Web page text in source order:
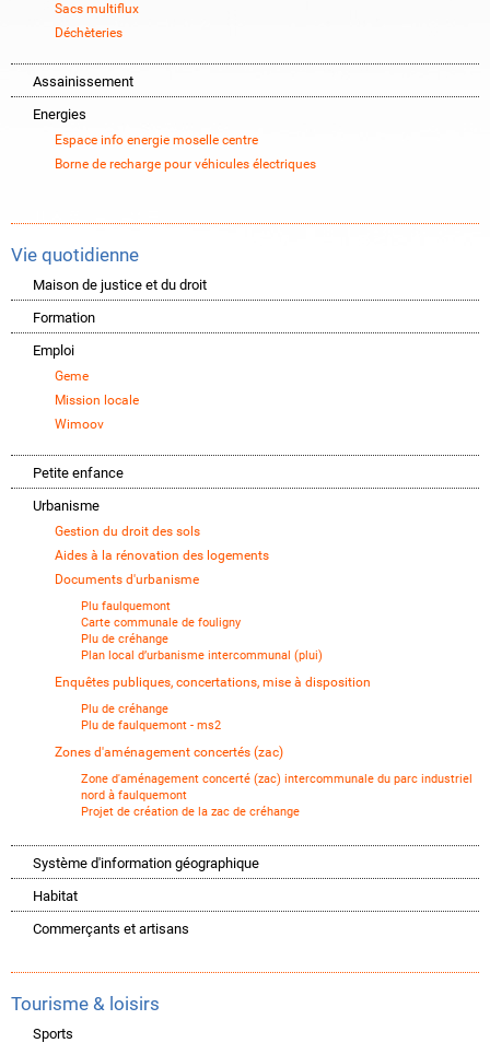
Sacs multiflux
Déchèteries
Assainissement
Energies
Espace info energie moselle centre
Borne de recharge pour véhicules électriques
Vie quotidienne
Maison de justice et du droit
Formation
Emploi
Geme
Mission locale
Wimoov
Petite enfance
Urbanisme
Gestion du droit des sols
Aides à la rénovation des logements
Documents d'urbanisme
Plu faulquemont
Carte communale de fouligny
Plu de créhange
Plan local d’urbanisme intercommunal (plui)
Enquêtes publiques, concertations, mise à disposition
Plu de créhange
Plu de faulquemont - ms2
Zones d'aménagement concertés (zac)
Zone d'aménagement concerté (zac) intercommunale du parc industriel
nord à faulquemont
Projet de création de la zac de créhange
Système d'information géographique
Habitat
Commerçants et artisans
Tourisme & loisirs
Sports